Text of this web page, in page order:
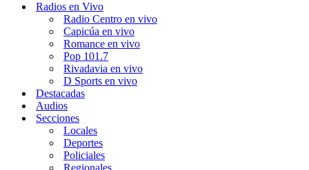
Radios en Vivo
Radio Centro en vivo
Capicúa en vivo
Romance en vivo
Pop 101.7
Rivadavia en vivo
D Sports en vivo
Destacadas
Audios
Secciones
Locales
Deportes
Policiales
Regionales